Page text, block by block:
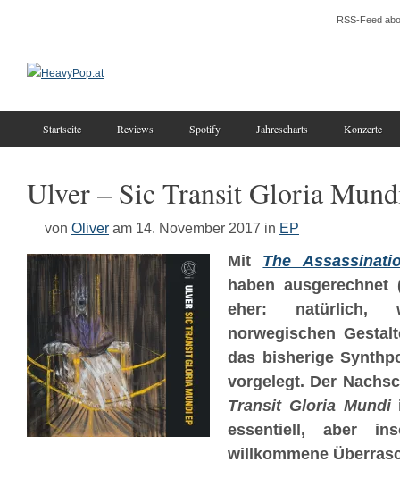
RSS-Feed
Startseite Reviews Spotify Jahrescharts Konzerte
Ulver – Sic Transit Gloria
von Oliver am 14. November 2017 in EP
Mit The
haben
eher: natürlich,
norwegischen
das bisherige
vorgelegt. Der
Transit Gloria Mundi
essentiell, aber
willkommene